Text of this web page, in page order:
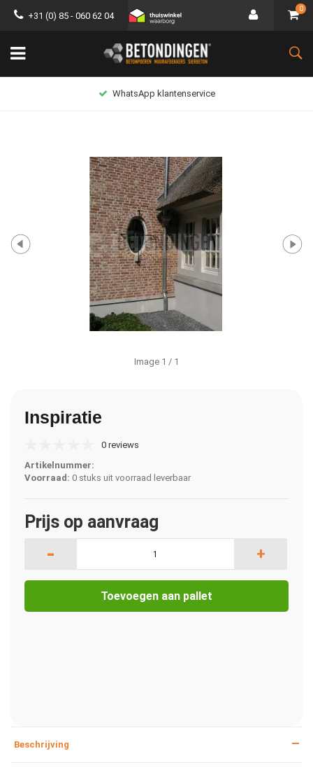
+31 (0) 85 - 060 62 04
0
WhatsApp klantenservice
Image 1 / 1
Inspiratie
0 reviews
Artikelnummer:
Voorraad: 0 stuks uit voorraad leverbaar
Prijs op aanvraag
- +
Toevoegen aan pallet
Beschrijving